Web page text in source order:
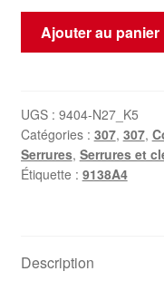
quantité
la
porte
arrière
droite
Ajouter au panier
UGS : 9404-N27_K5
Catégories : 307, 307,
Serrures, Serrures et
Étiquette : 9138A4
Description